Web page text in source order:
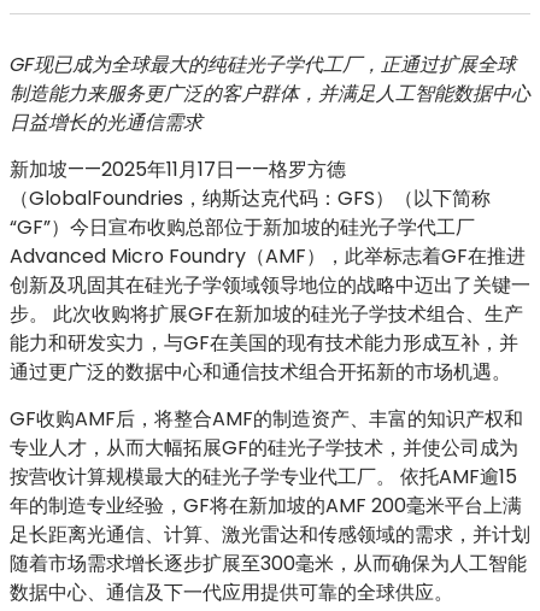
GF现已成为全球最大的纯硅光子学代工厂，正通过扩展全球
制造能力来服务更广泛的客户群体，并满足人工智能数据中心
日益增长的光通信需求
新加坡——2025年11月17日——格罗方德
（GlobalFoundries，纳斯达克代码：GFS）（以下简称
“GF”）今日宣布收购总部位于新加坡的硅光子学代工厂
Advanced Micro Foundry（AMF），此举标志着GF在推进
创新及巩固其在硅光子学领域领导地位的战略中迈出了关键一
步。 此次收购将扩展GF在新加坡的硅光子学技术组合、生产
能力和研发实力，与GF在美国的现有技术能力形成互补，并
通过更广泛的数据中心和通信技术组合开拓新的市场机遇。
GF收购AMF后，将整合AMF的制造资产、丰富的知识产权和
专业人才，从而大幅拓展GF的硅光子学技术，并使公司成为
按营收计算规模最大的硅光子学专业代工厂。 依托AMF逾15
年的制造专业经验，GF将在新加坡的AMF 200毫米平台上满
足长距离光通信、计算、激光雷达和传感领域的需求，并计划
随着市场需求增长逐步扩展至300毫米，从而确保为人工智能
数据中心、通信及下一代应用提供可靠的全球供应。